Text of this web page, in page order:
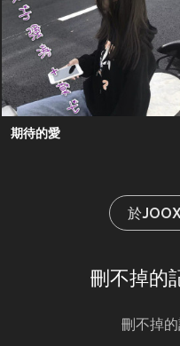
期待的愛
於
刪不掉的
刪不掉